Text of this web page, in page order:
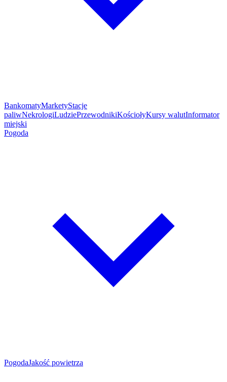
BankomatyMarketyStacje
paliwNekrologiLudziePrzewodnikiKościołyKursy walutInformator
miejski
Pogoda
PogodaJakość powietrza